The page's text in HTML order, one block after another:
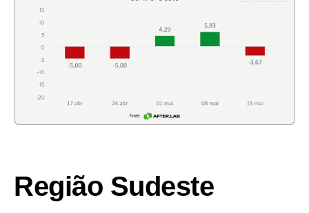
Região Sudeste